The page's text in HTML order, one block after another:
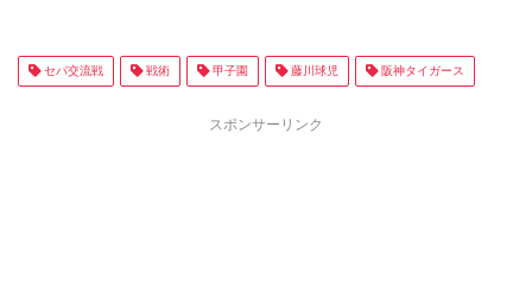
セパ交流戦 戦術 甲子園 藤川球児 阪神タイガース
スポンサーリンク